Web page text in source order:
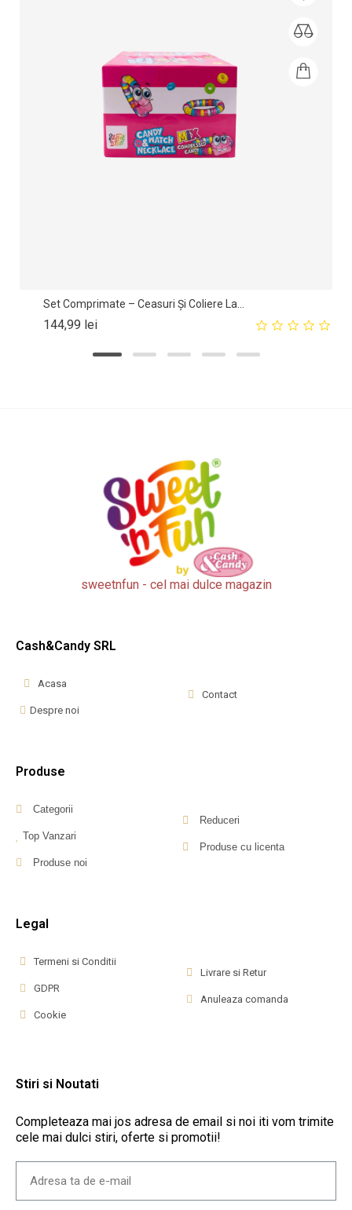
Set Comprimate – Ceasuri Și Coliere La...
144,99 leiPret
sweetnfun - cel mai dulce magazin
Cash&Candy SRL
Acasa
Despre noi
Contact
Produse
Categorii
Top Vanzari
Produse noi
Reduceri
Produse cu licenta
Legal
Termeni si Conditii
GDPR
Cookie
Livrare si Retur
Anuleaza comanda
Stiri si Noutati
Completeaza mai jos adresa de email si noi iti vom trimite
cele mai dulci stiri, oferte si promotii!